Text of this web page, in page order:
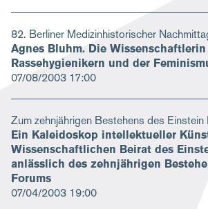
82. Berliner Medizinhistorischer
Agnes Bluhm. Die
Rassehygienikern und der
07/08/2003 17:00
Zum zehnjährigen Bestehens des Einstein
Ein Kaleidoskop intellektueller
Wissenschaftlichen Beirat des
anlässlich des zehnjährigen
Forums
07/04/2003 19:00